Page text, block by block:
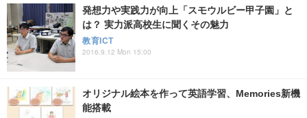
発想力や実践力が向上「スモウルビー甲子園」と
は？ 実力派高校生に聞くその魅力
教育ICT
2016.9.12 Mon 15:00
オリジナル絵本を作って英語学習、Memories新機
能搭載